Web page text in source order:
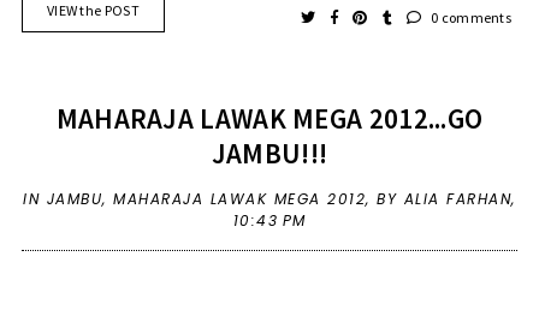
VIEW the POST 0 comments
MAHARAJA LAWAK MEGA 2012...GO
JAMBU!!!
IN JAMBU,MAHARAJA LAWAK MEGA 2012,BY ALIA FARHAN,
10:43 PM